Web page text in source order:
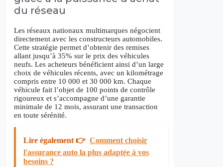
du réseau
Les réseaux nationaux multimarques négocient
directement avec les constructeurs automobiles.
Cette stratégie permet d’obtenir des remises
allant jusqu’à 35% sur le prix des véhicules
neufs. Les acheteurs bénéficient ainsi d’un large
choix de véhicules récents, avec un kilométrage
compris entre 10 000 et 30 000 km. Chaque
véhicule fait l’objet de 100 points de contrôle
rigoureux et s’accompagne d’une garantie
minimale de 12 mois, assurant une transaction
en toute sérénité.
Lire également 👉 Comment choisir
l'assurance auto la plus adaptée à vos
besoins ?